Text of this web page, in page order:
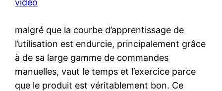
vidéo
malgré que la courbe d’apprentissage de
l’utilisation est endurcie, principalement grâce
à de sa large gamme de commandes
manuelles, vaut le temps et l’exercice parce
que le produit est véritablement bon. Ce